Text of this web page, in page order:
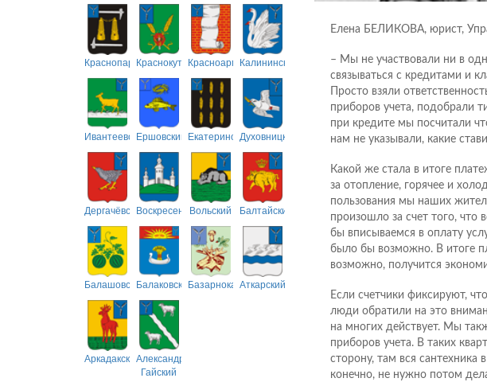
Краснопартизанский
КраснокутскийКрасноармейский
Калининский
ИвантеевскийЕршовский ЕкатериновскийДуховницкий
ДергачёвскийВоскресенскийВольский Балтайский
БалашовскийБалаковскийБазарнокарабулакский
Аткарский
АркадакскийАлександрово-
Гайский
Елена БЕЛИКОВА, юрист,
– Мы не участвовали ни в
связываться с кредитами и
Просто взяли
приборов учета, подобрали
при кредите мы посчитали
нам не указывали, какие
Какой же стала в итоге
за отопление, горячее и
пользования мы наших
произошло за счет того, что
бы вписываемся в оплату
было бы возможно. В итоге
возможно, получится
Если счетчики фиксируют,
люди обратили на это
на многих действует. Мы
приборов учета. В таких
сторону, там вся
конечно, не нужно потом